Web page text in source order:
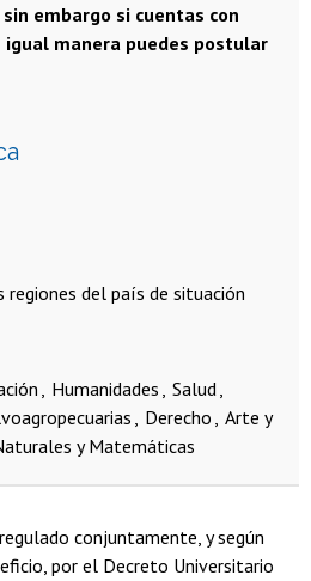
sin embargo si cuentas con
manera puedes postular
del país de situación
Humanidades Salud
Derecho Arte y
y Matemáticas
conjuntamente, y según
por el Decreto Universitario